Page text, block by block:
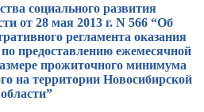
социального развития
от 28 мая 2013 г. N 566 “Об
регламента оказания
по предоставлению ежемесячной
прожиточного минимума
на территории Новосибирской
области”